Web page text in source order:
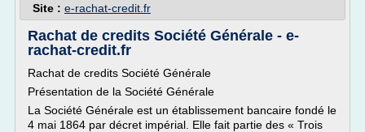
Site : e-rachat-credit.fr
Rachat de credits Société Générale - e-
rachat-credit.fr
Rachat de credits Société Générale
Présentation de la Société Générale
La Société Générale est un établissement bancaire fondé le
4 mai 1864 par décret impérial. Elle fait partie des « Trois